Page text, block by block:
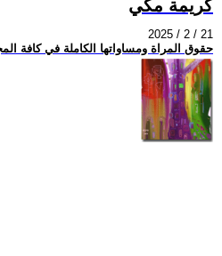
كريمة مكي
2025 / 2 / 21
حقوق المراة ومساواتها الكاملة في كافة